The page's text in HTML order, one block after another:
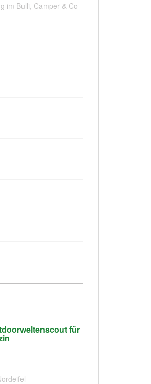
im Bulli, Camper & Co
für